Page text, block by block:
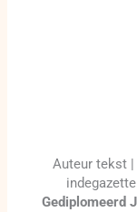
Auteur tekst |
Gediplomeerd